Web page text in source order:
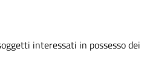
interessati in possesso dei